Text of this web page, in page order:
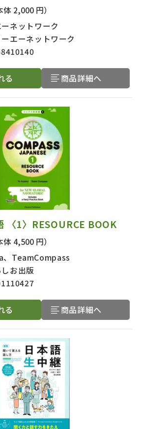
体 2,000 円）
ネットワーク
エーネットワーク
る 商品詳細へ
〈1〉RESOURCE BOOK
体 4,500 円）
、TeamCompass
しお出版
る 商品詳細へ